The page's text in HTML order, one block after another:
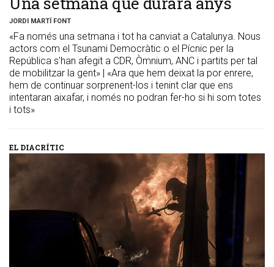
JORDI MARTÍ FONT
«Fa només una setmana i tot ha canviat a Catalunya. Nous
actors com el Tsunami Democràtic o el Pícnic per la
República s'han afegit a CDR, Òmnium, ANC i partits per tal
de mobilitzar la gent» | «Ara que hem deixat la por enrere,
hem de continuar sorprenent-los i tenint clar que ens
intentaran aixafar, i només no podran fer-ho si hi som totes
i tots»
EL DIACRÍTIC